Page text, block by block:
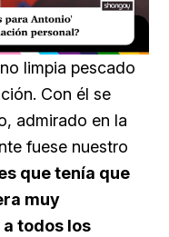
limpia pescado
Con él se
admirado en la
fuese nuestro
que tenía que
muy
todos los